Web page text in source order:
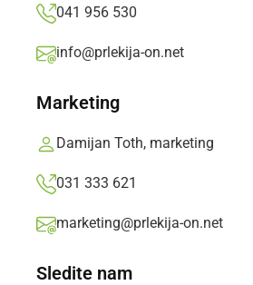
041 956 530
info@prlekija-on.net
Marketing
Damijan Toth, marketing
031 333 621
marketing@prlekija-on.net
Sledite nam
Dvorec